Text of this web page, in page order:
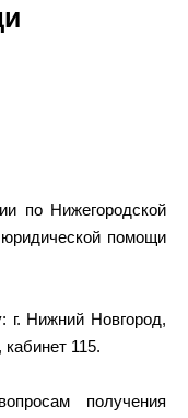
по Нижегородской
помощи
г. Нижний Новгород,
115.
получения